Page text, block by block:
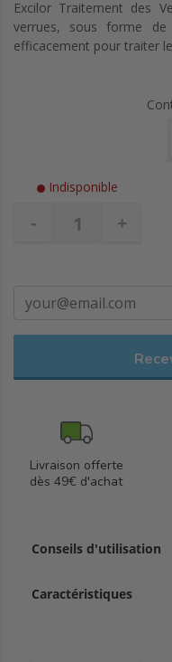
Excilor Traitement des
verrues, sous forme
efficacement pour traiter
exfolie la peau infectée.
Le gel acide s'applique
Les résultats sont
cliniquement prouvée.
Indisponible
- +
Livraison offerte
dès 49€ d'achat
Conseils d'utilisation
Caractéristiques